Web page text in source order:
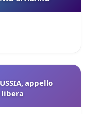
appello